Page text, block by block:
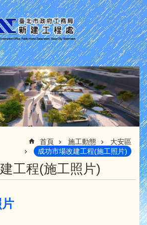
首頁 施工動態
大安區
成功市場改建工程(施工照片)
工程(施工照片)